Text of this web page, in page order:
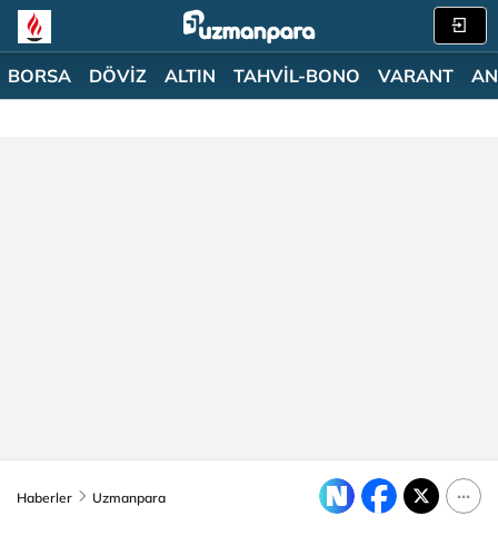
BORSA DÖVİZ ALTIN TAHVİL-BONO VARANT
Haberler Uzmanpara